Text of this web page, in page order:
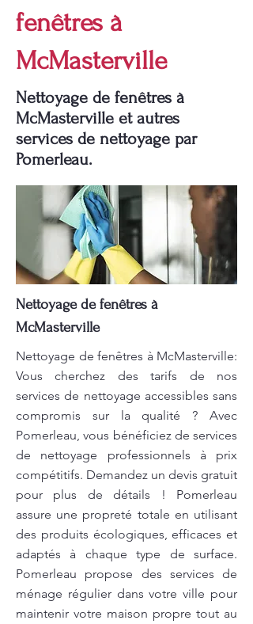
fenêtres à
McMasterville
Nettoyage de fenêtres à
McMasterville et autres
services de nettoyage par
Pomerleau.
Nettoyage de fenêtres à
McMasterville
Nettoyage de fenêtres à McMasterville:
Vous cherchez des tarifs de nos
services de nettoyage accessibles sans
compromis sur la qualité ? Avec
Pomerleau, vous bénéficiez de services
de nettoyage professionnels à prix
compétitifs. Demandez un devis gratuit
pour plus de détails ! Pomerleau
assure une propreté totale en utilisant
des produits écologiques, efficaces et
adaptés à chaque type de surface.
Pomerleau propose des services de
ménage régulier dans votre ville pour
maintenir votre maison propre tout au